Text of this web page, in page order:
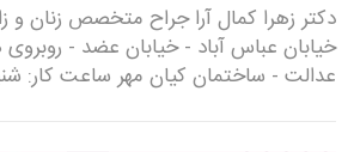
خیابان عباس آباد - خیابان عضد -
عدالت - ساختمان کیان مهر ساعت کار: